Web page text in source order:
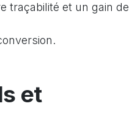
traçabilité et un gain de
et